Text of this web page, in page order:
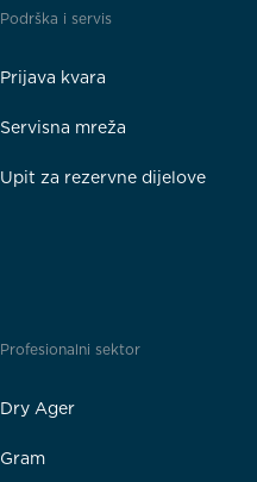
Podrška i servis
Prijava kvara
Servisna mreža
Upit za rezervne dijelove
Profesionalni sektor
Dry Ager
Gram